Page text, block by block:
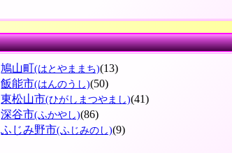
鳩山町(はとやままち)(13)
飯能市(はんのうし)(50)
東松山市(ひがしまつやまし)(41)
深谷市(ふかやし)(86)
ふじみ野市(ふじみのし)(9)